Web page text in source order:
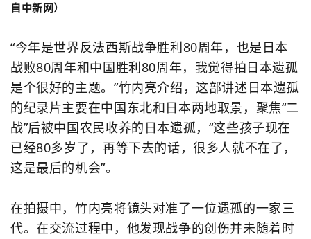
自中新网）
“今年是世界反法西斯战争胜利80周年，也是日本
战败80周年和中国胜利80周年，我觉得拍日本遗孤
是个很好的主题。”竹内亮介绍，这部讲述日本遗孤
的纪录片主要在中国东北和日本两地取景，聚焦“二
战”后被中国农民收养的日本遗孤，“这些孩子现在
已经80多岁了，再等下去的话，很多人就不在了，
这是最后的机会”。
在拍摄中，竹内亮将镜头对准了一位遗孤的一家三
代。在交流过程中，他发现战争的创伤并未随着时